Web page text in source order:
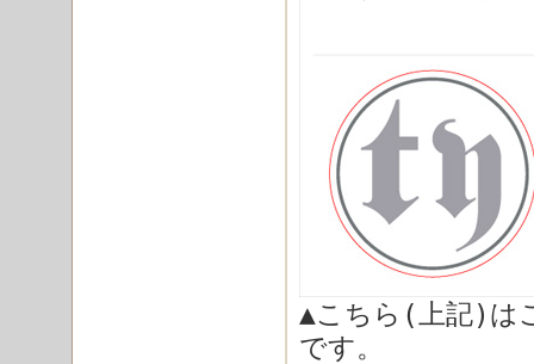
▲こちら(上記)は
です。